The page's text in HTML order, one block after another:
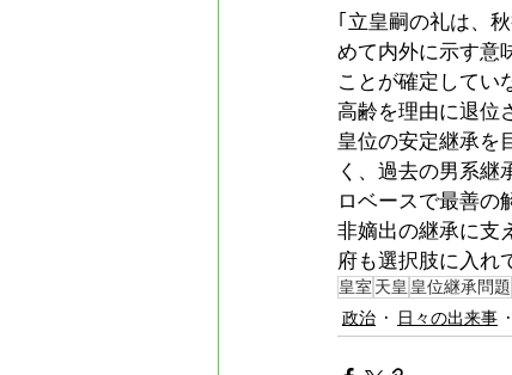
｢立皇嗣の礼は、
めて内外に示す意
ことが確定してい
高齢を理由に退位
皇位の安定継承を
く、過去の男系継
ロベースで最善の
非嫡出の継承に支
府も選択肢に入れ
皇室 天皇 皇位継承問題
政治
日々の出来事